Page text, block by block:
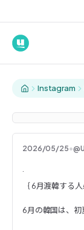
Instagram
. ｛ 6月
2026/05/25•
｛ 6月渡韓する
6月の韓国は、